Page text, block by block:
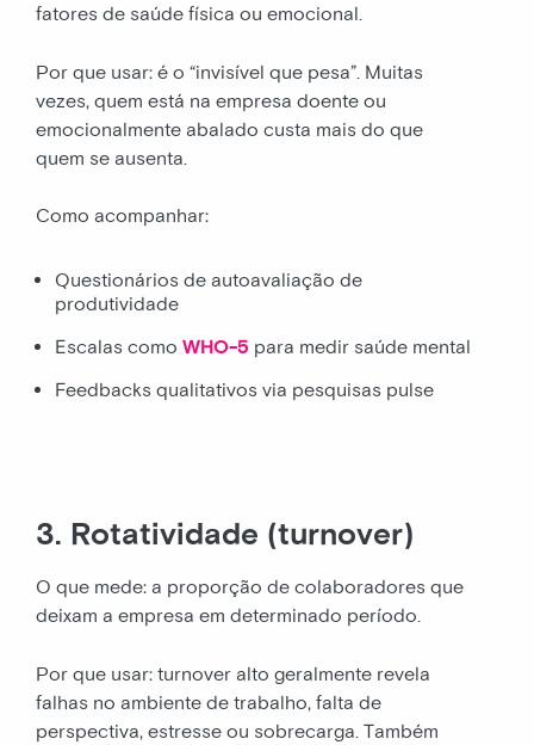
fatores de saúde física ou emocional.
Por que usar: é o “invisível que pesa”. Muitas
vezes, quem está na empresa doente ou
emocionalmente abalado custa mais do que
quem se ausenta.
Como acompanhar:
Questionários de autoavaliação de
produtividade
Escalas como WHO-5 para medir saúde mental
Feedbacks qualitativos via pesquisas pulse
3. Rotatividade (turnover)
O que mede: a proporção de colaboradores que
deixam a empresa em determinado período.
Por que usar: turnover alto geralmente revela
falhas no ambiente de trabalho, falta de
perspectiva, estresse ou sobrecarga. Também